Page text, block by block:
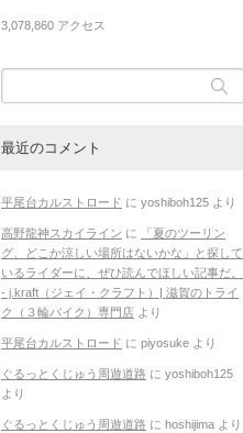
3,078,860 アクセス
最近のコメント
平尾台カルストロード に yoshiboh125 より
高野龍神スカイライン に
「夏のツーリン
グ、どこか涼しい場所はないかな」と探して
いるライダーに、ぜひ読んでほしい記事だ。
- j.kraft（ジェイ・クラフト）| 滋賀のトライ
ク（３輪バイク）専門店 より
平尾台カルストロード に piyosuke より
ぐるっとくじゅう周遊道路 に yoshiboh125
より
ぐるっとくじゅう周遊道路 に hoshijima より